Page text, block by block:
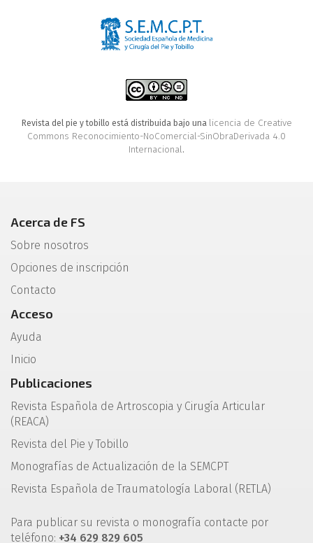
Revista del pie y tobillo está distribuida bajo una licencia de Creative
Commons Reconocimiento-NoComercial-SinObraDerivada 4.0
Internacional.
Acerca de FS
Sobre nosotros
Opciones de inscripción
Contacto
Acceso
Ayuda
Inicio
Publicaciones
Revista Española de Artroscopia y Cirugía Articular
(REACA)
Revista del Pie y Tobillo
Monografías de Actualización de la SEMCPT
Revista Española de Traumatología Laboral (RETLA)
Para publicar su revista o monografía contacte por
teléfono: +34 629 829 605